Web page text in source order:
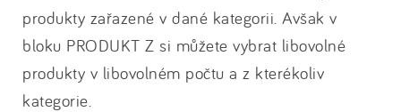
produkty zařazené v dané kategorii. Avšak v
bloku PRODUKT Z si můžete vybrat libovolné
produkty v libovolném počtu a z kterékoliv
kategorie.